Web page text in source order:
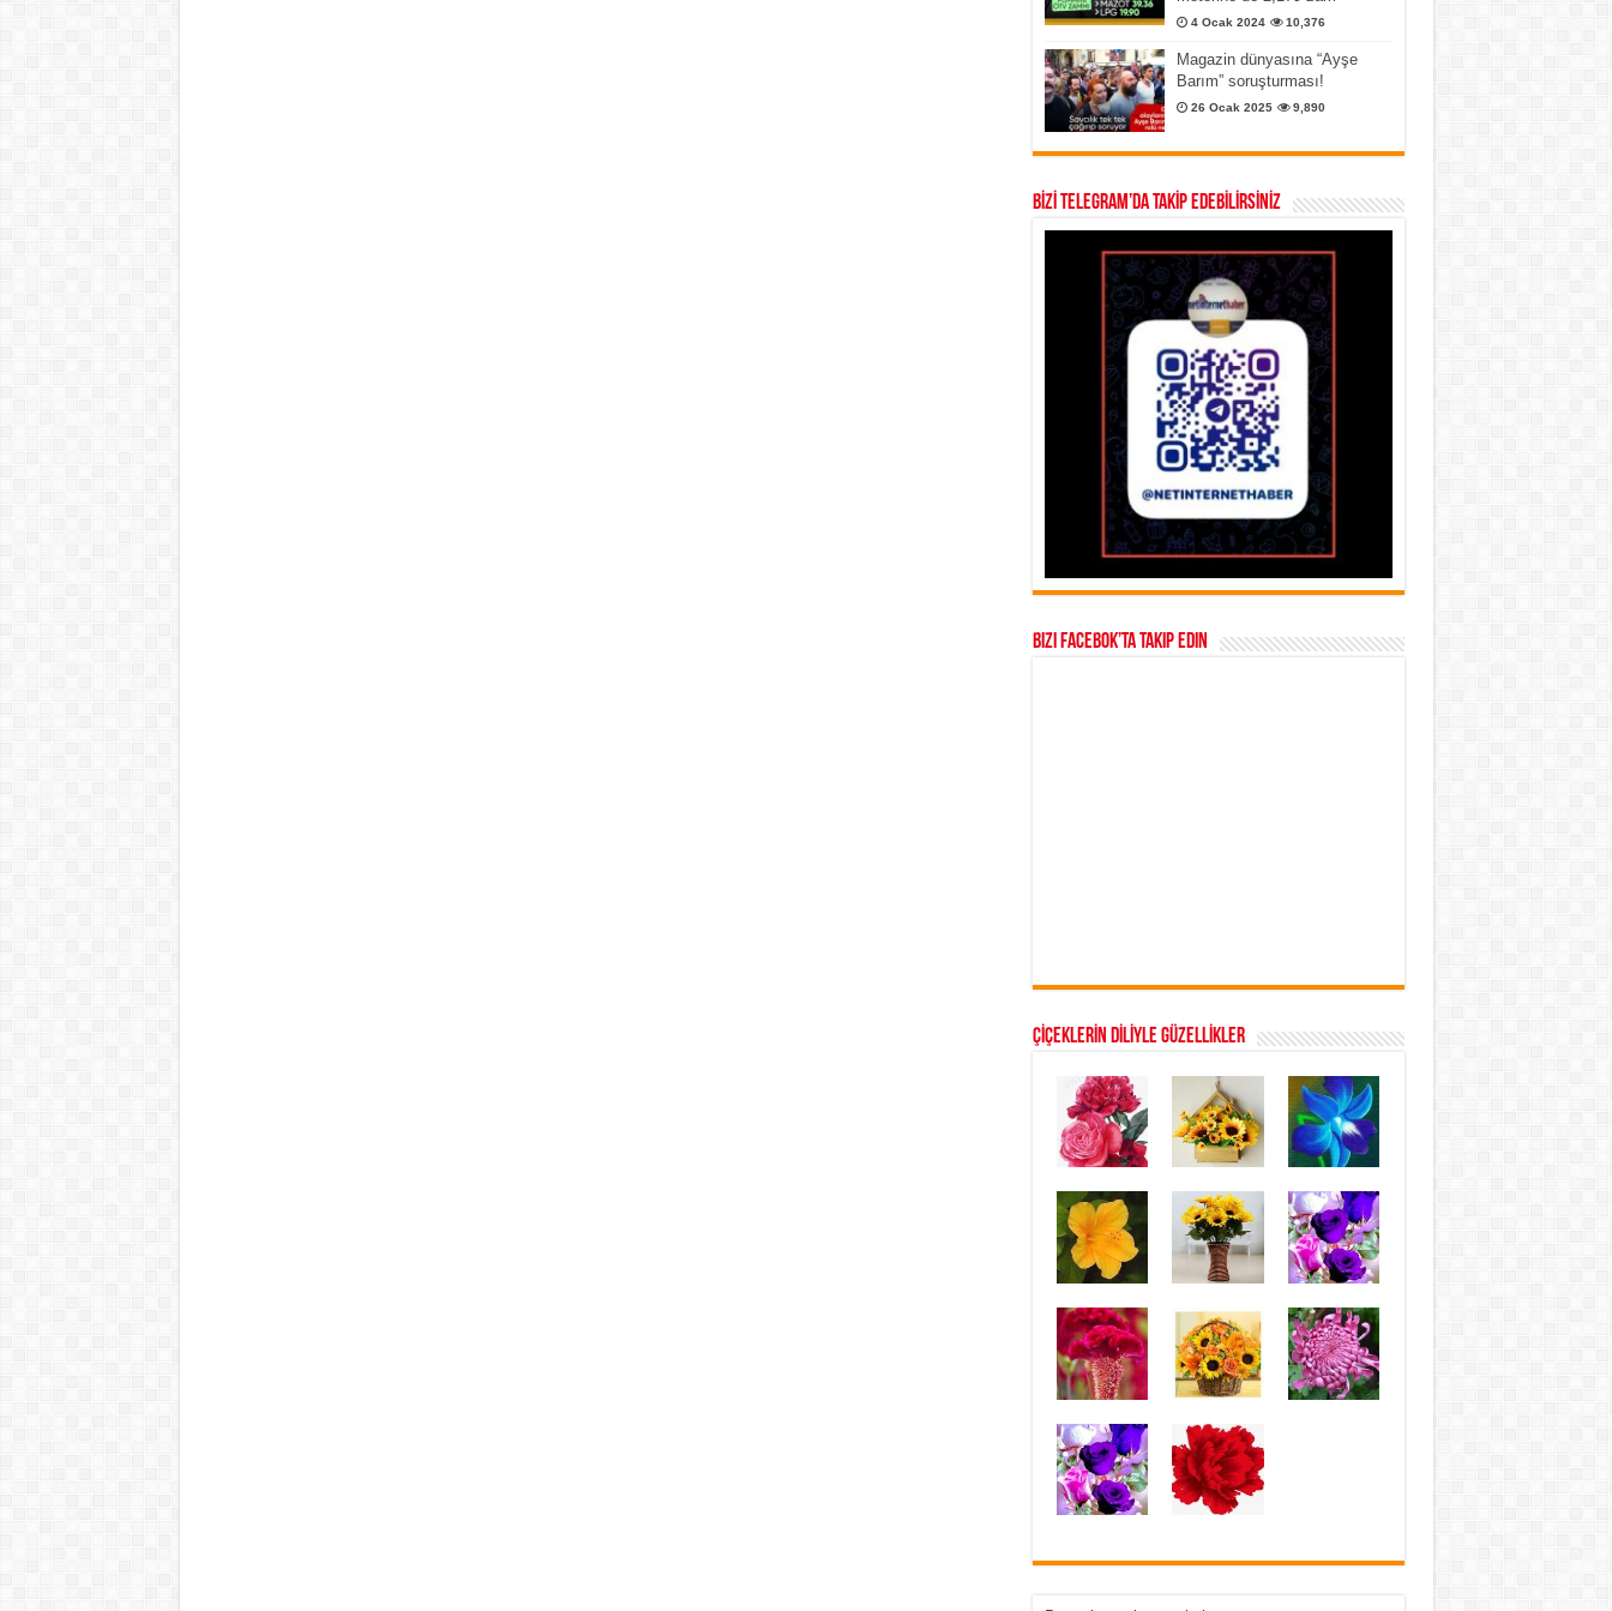
4 Ocak 2024 10,376
Magazin dünyasına “Ayşe
Barım” soruşturması!
26 Ocak 2025 9,890
BİZİ TELEGRAM’DA TAKİP EDEBİLİRSİNİZ
Bizi Facebok’ta takip edin
ÇİÇEKLERİN DİLİYLE GÜZELLİKLER